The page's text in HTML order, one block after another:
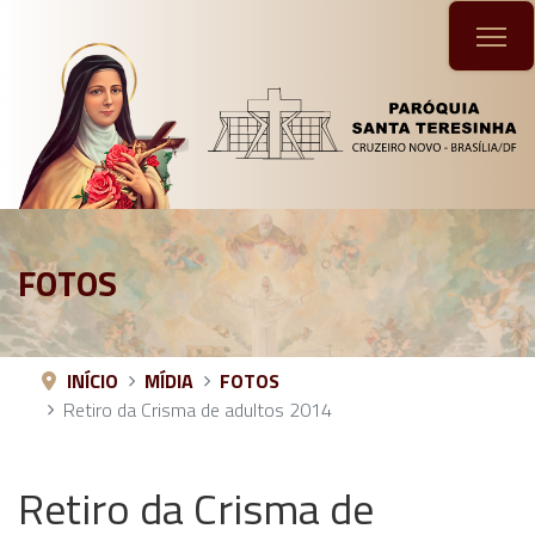
FOTOS
INÍCIO MÍDIA
FOTOS
Retiro da Crisma de adultos 2014
Retiro da Crisma de